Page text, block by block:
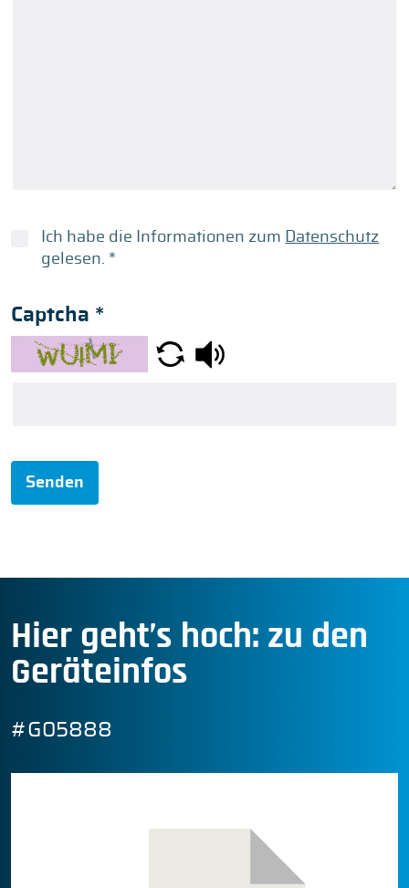
Ich habe die Informationen zum Datenschutz
gelesen. *
Captcha *
Senden
Hier geht’s hoch: zu den
Geräteinfos
#G05888